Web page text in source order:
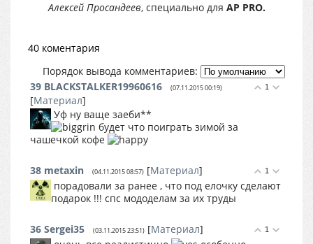
Алексей Просандеев, специально для AP PRO.
40 коментария
Порядок вывода комментариев:
1
39 BLACKSTALKER19960616 (07.11.2015 00:19)
[Материал]
Уф ну ваще заеби**
будет что поиграть зимой за
чашечкой кофе
1
38 metaxin (04.11.2015 08:57) [Материал]
порадовали за ранее , что под елочку сделают
подарок !!! спс мододелам за их труды
1
36 Sergei35 (03.11.2015 23:51) [Материал]